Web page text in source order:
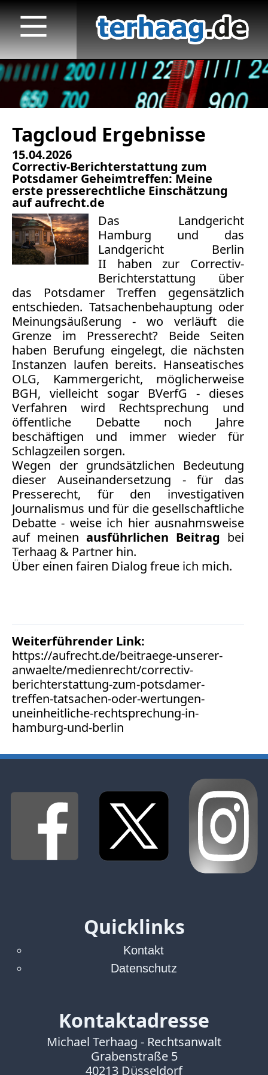
Tagcloud Ergebnisse
15.04.2026
Correctiv-Berichterstattung zum
Potsdamer Geheimtreffen: Meine
erste presserechtliche Einschätzung
auf aufrecht.de
Das Landgericht
Hamburg und das
Landgericht Berlin
II haben zur Correctiv-
Berichterstattung über
das Potsdamer Treffen gegensätzlich
entschieden. Tatsachenbehauptung oder
Meinungsäußerung - wo verläuft die
Grenze im Presserecht? Beide Seiten
haben Berufung eingelegt, die nächsten
Instanzen laufen bereits. Hanseatisches
OLG, Kammergericht, möglicherweise
BGH, vielleicht sogar BVerfG - dieses
Verfahren wird Rechtsprechung und
öffentliche Debatte noch Jahre
beschäftigen und immer wieder für
Schlagzeilen sorgen.
Wegen der grundsätzlichen Bedeutung
dieser Auseinandersetzung - für das
Presserecht, für den investigativen
Journalismus und für die gesellschaftliche
Debatte - weise ich hier ausnahmsweise
auf meinen ausführlichen Beitrag bei
Terhaag & Partner hin.
Über einen fairen Dialog freue ich mich.
Weiterführender Link:
https://aufrecht.de/beitraege-unserer-
anwaelte/medienrecht/correctiv-
berichterstattung-zum-potsdamer-
treffen-tatsachen-oder-wertungen-
uneinheitliche-rechtsprechung-in-
hamburg-und-berlin
Startseite
Veröffentlichungen
TV
Radio
print & online
Vita
Kontakt
Datenschutz
AGB
Abmahnung
Aktuelle
Stunde
BGH
Beleidigung
Datenschutz
Ebay
Facebook
Fotorecht
Google
Markenrecht
Meinungsfreiheit
Persönlichkeitsrecht
Print
Radio
Sportwetten
TV
Urheberrecht
Verbraucherrecht
Volle
WDR
print
Quicklinks
Kontakt
Datenschutz
Kontaktadresse
Michael Terhaag - Rechtsanwalt
Grabenstraße 5
40213 Düsseldorf